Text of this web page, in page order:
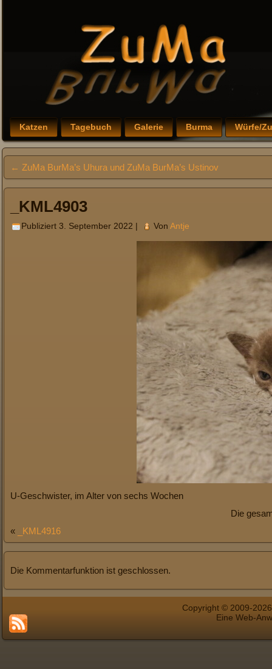
Katzen Tagebuch Galerie Burma Würfe/
← ZuMa BurMa’s Uhura und ZuMa BurMa’s Ustinov
_KML4903
Publiziert 3. September 2022 | Von Antje
U-Geschwister, im Alter von sechs Wochen
Die
«
_KML4916
Die Kommentarfunktion ist geschlossen.
Copyright © 2009-
Eine Web-